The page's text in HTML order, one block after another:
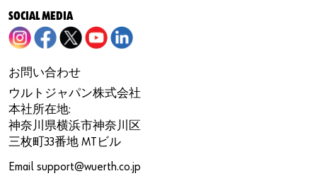
SOCIAL MEDIA
お問い合わせ
ウルトジャパン株式会社
本社所在地:
神奈川県横浜市神奈川区
三枚町33番地 MTビル
Email support@wuerth.co.jp